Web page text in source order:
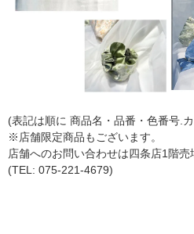
(表記は順に 商品名・品番・色番号.
※店舗限定商品もございます。
店舗へのお問い合わせは四条店1階売
(TEL: 075-221-4679)